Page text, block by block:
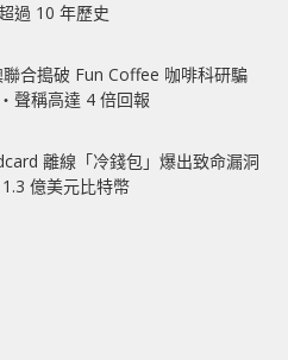
過 10 年歷史
合搗破 Fun Coffee 咖啡科研騙
稱高達 4 倍回報
離線「冷錢包」爆出致命漏洞
億美元比特幣